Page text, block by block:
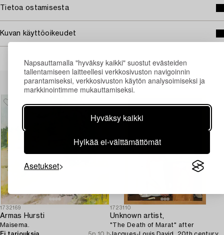
Napsauttamalla "hyväksy kaikki" suostut evästeiden
tallentamiseen laitteellesi verkkosivuston navigoinnin
parantamiseksi, verkkosivuston käytön analysoimiseksi ja
markkinointimme mukauttamiseksi.
Hyväksy kaikki
Hylkää ei-välttämättömät
Asetukset
Tietoa ostamisesta
Kuvan käyttöoikeudet
Muiden katsomia kohteita
1732169
Armas Hursti
Maisema.
1723110
Unknown artist,
"The Death of Marat" after